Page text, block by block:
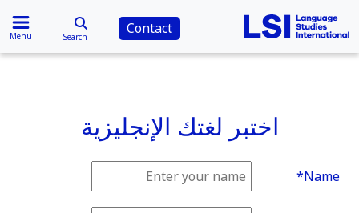
Contact
Search
Menu
اختبر لغتك الإنجليزية
Name*